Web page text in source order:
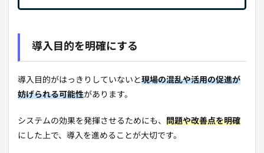
導入目的を明確にする
導入目的がはっきりしていないと現場の混乱や活用の促進が
妨げられる可能性があります。
システムの効果を発揮させるためにも、 問題や改善点を明確
にした上で、導入を進めることが大切です。